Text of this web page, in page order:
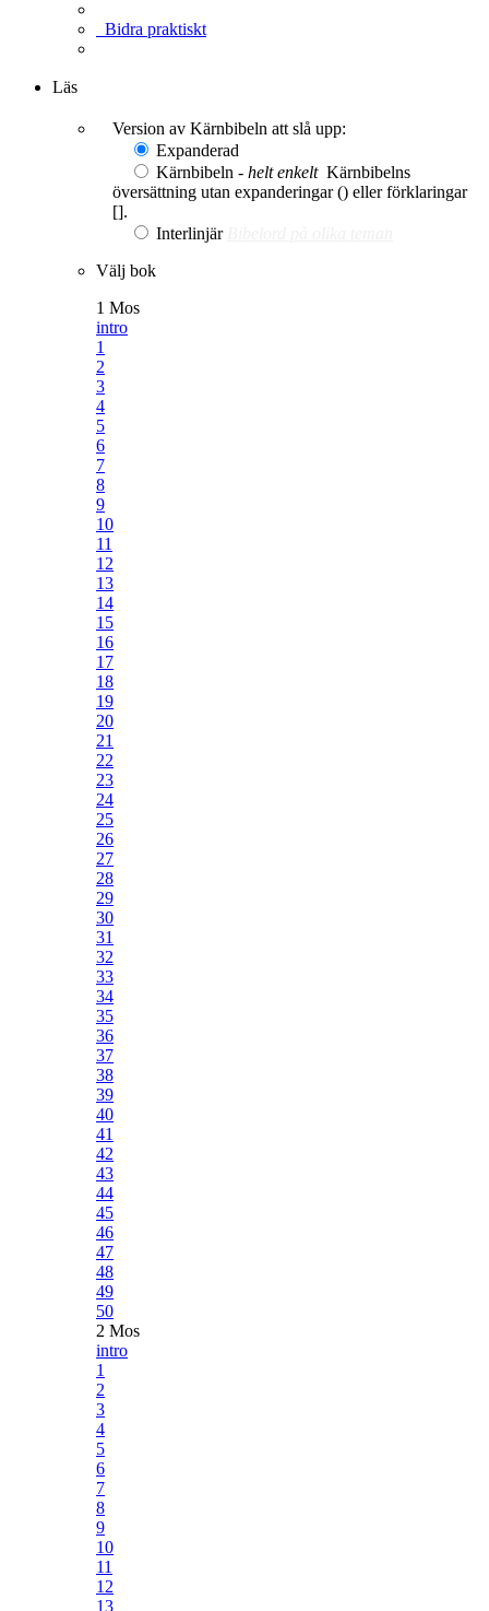
Bidra praktiskt
Läs
Version av Kärnbibeln att slå upp:
Expanderad
Kärnbibeln - helt enkelt Kärnbibelns
översättning utan expanderingar () eller förklaringar
[].
Interlinjär
Välj bok
1 Mos
intro
1
2
3
4
5
6
7
8
9
10
11
12
13
14
15
16
17
18
19
20
21
22
23
24
25
26
27
28
29
30
31
32
33
34
35
36
37
38
39
40
41
42
43
44
45
46
47
48
49
50
2 Mos
intro
1
2
3
4
5
6
7
8
9
10
11
12
13